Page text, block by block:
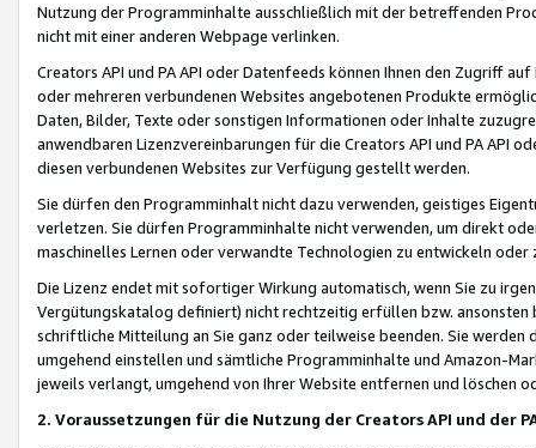
Nutzung der Programminhalte ausschließlich mit der betreffenden
nicht mit einer anderen Webpage verlinken.
Creators API und PA API oder Datenfeeds können Ihnen den Zugriff
oder mehreren verbundenen Websites angebotenen Produkte
Daten, Bilder, Texte oder sonstigen Informationen oder Inhalte
anwendbaren Lizenzvereinbarungen für die Creators API und PA API
diesen verbundenen Websites zur Verfügung gestellt werden.
Sie dürfen den Programminhalt nicht dazu verwenden, geistiges
verletzen. Sie dürfen Programminhalte nicht verwenden, um direkt
maschinelles Lernen oder verwandte Technologien zu entwickeln
Die Lizenz endet mit sofortiger Wirkung automatisch, wenn Sie zu
Vergütungskatalog definiert) nicht rechtzeitig erfüllen bzw. ansonsten
schriftliche Mitteilung an Sie ganz oder teilweise beenden. Sie werden
umgehend einstellen und sämtliche Programminhalte und Amazon-
jeweils verlangt, umgehend von Ihrer Website entfernen und löschen
2. Voraussetzungen für die Nutzung der Creators API und der